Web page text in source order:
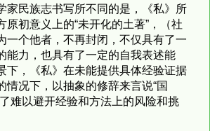
家民族志书写所不同的是，《私》所
原初意义上的“未开化的土著”，（社
一个他者，不再封闭，不仅具有了一
能力，也具有了一定的自我表述能
下，《私》在未能提供具体经验证据
情况下，以抽象的修辞来言说“国
难以避开经验和方法上的风险和挑